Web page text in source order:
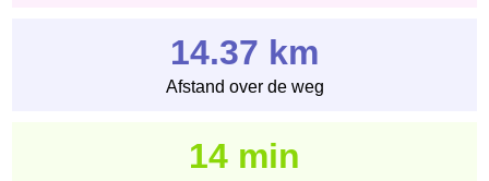
14.37 km
Afstand over de weg
14 min